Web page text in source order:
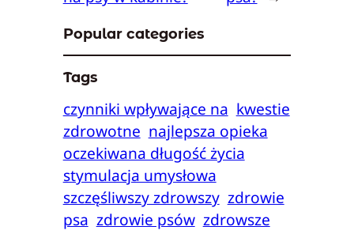
Popular categories
Tags
czynniki wpływające na kwestie
zdrowotne najlepsza opieka
oczekiwana długość życia
stymulacja umysłowa
szczęśliwszy zdrowszy zdrowie
psa zdrowie psów zdrowsze